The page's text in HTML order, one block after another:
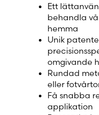
Ett
behandla
hemma
Unik
omgivande
Rundad
eller
Få snabba
applikation
Latvia (Latvian)
Lithuania
Moldova
Morocco